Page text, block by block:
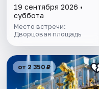
19 сентября 2026 •
суббота
Место встречи:
Дворцовая площадь
от 2 350 ₽